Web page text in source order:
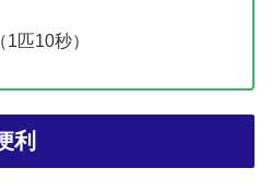
匹10秒）
利